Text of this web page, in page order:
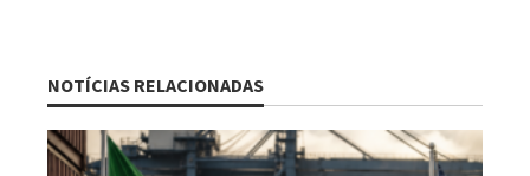
NOTÍCIAS RELACIONADAS